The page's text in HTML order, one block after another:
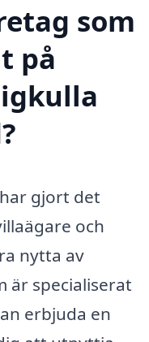
som
på
gjort det
och
nytta av
är specialiserat
erbjuda en